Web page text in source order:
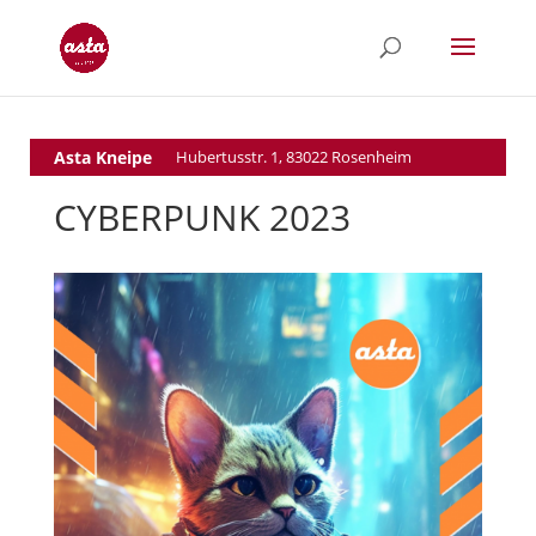
Asta Kneipe Hubertusstr. 1, 83022 Rosenheim
CYBERPUNK 2023